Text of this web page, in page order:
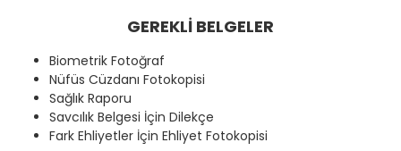
GEREKLİ BELGELER
Biometrik Fotoğraf
Nüfüs Cüzdanı Fotokopisi
Sağlık Raporu
Savcılık Belgesi İçin Dilekçe
Fark Ehliyetler İçin Ehliyet Fotokopisi